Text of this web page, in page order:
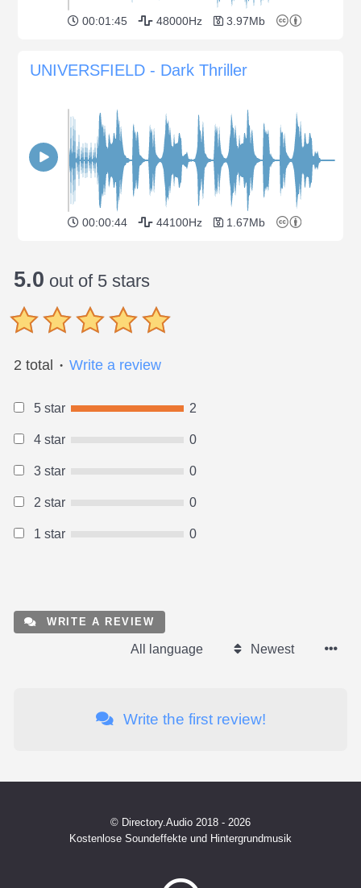
00:01:45 48000Hz 3.97Mb
UNIVERSFIELD - Dark Thriller
00:00:44 44100Hz 1.67Mb
5.0 out of 5 stars
2 total ● Write a review
5 star 2
4 star 0
3 star 0
2 star 0
1 star 0
WRITE A REVIEW
All language Newest
Write the first review!
© Directory.Audio 2018 - 2026
Kostenlose Soundeffekte und Hintergrundmusik